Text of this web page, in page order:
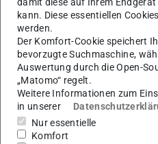
2019 fand in Darmstadt der 5.
Zahlreiche Aussteller
um das Thema der
Mehr erfahren
kann. Diese essentiellen
werden.
Der Komfort-Cookie speichert
bevorzugte Suchmaschine,
Auswertung durch die Open-
„Matomo“ regelt.
Weitere Informationen zum
in unserer
Nur essentielle
Komfort